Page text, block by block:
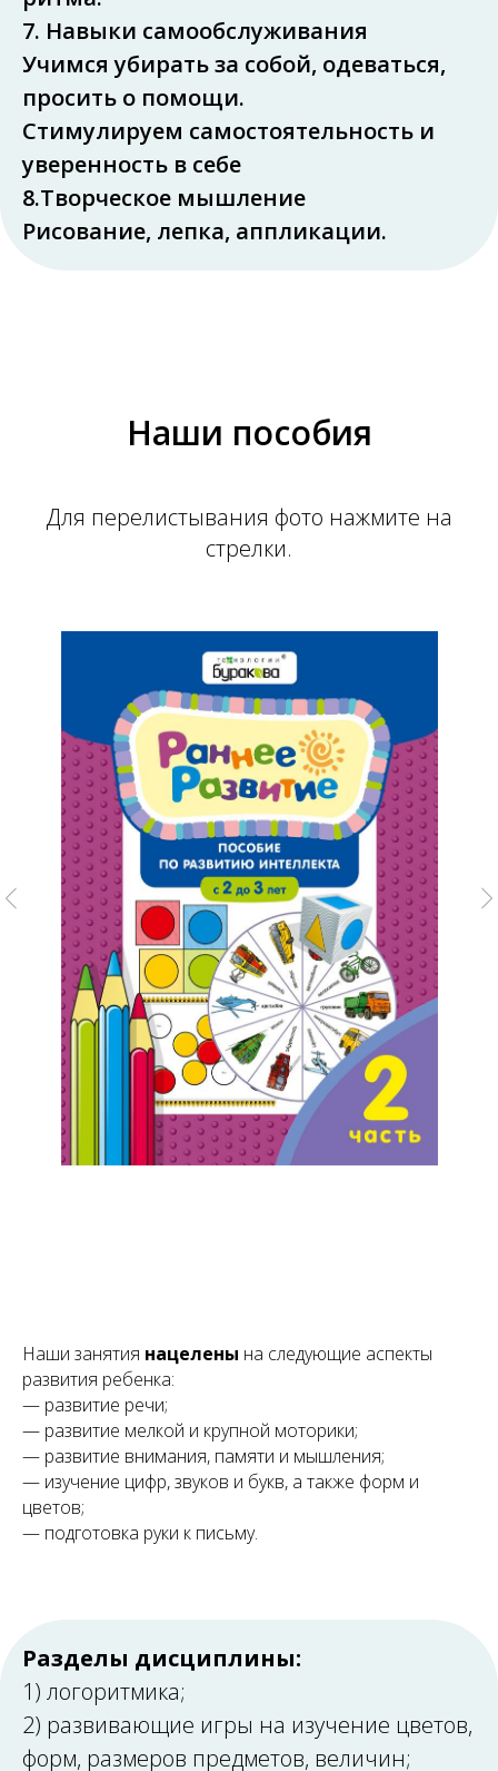
7. Навыки самообслуживания
Учимся убирать за собой, одеваться,
просить о помощи.
Стимулируем самостоятельность и
уверенность в себе
8.Творческое мышление
Рисование, лепка, аппликации.
Наши пособия
Для перелистывания фото нажмите на
стрелки.
Наши занятия нацелены на следующие аспекты
развития ребенка:
— развитие речи;
— развитие мелкой и крупной моторики;
— развитие внимания, памяти и мышления;
— изучение цифр, звуков и букв, а также форм и
цветов;
— подготовка руки к письму.
Разделы дисциплины:
1) логоритмика;
2) развивающие игры на изучение цветов,
форм, размеров предметов, величин;